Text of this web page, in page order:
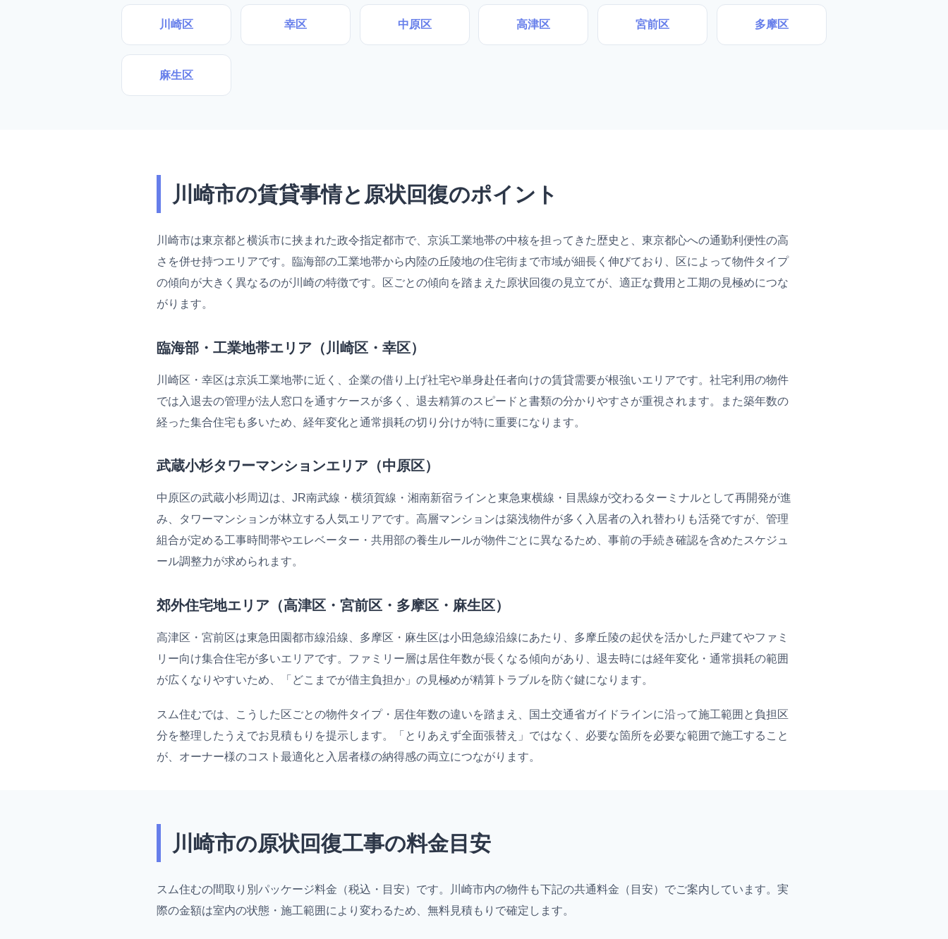
川崎区 幸区 中原区 高津区 宮前区 多摩区
麻生区
川崎市の賃貸事情と原状回復のポイント
川崎市は東京都と横浜市に挟まれた政令指定都市で、京浜工業地帯の中核を担ってきた歴史と、東京都心への通勤利便性の高
さを併せ持つエリアです。臨海部の工業地帯から内陸の丘陵地の住宅街まで市域が細長く伸びており、区によって物件タイプ
の傾向が大きく異なるのが川崎の特徴です。区ごとの傾向を踏まえた原状回復の見立てが、適正な費用と工期の見極めにつな
がります。
臨海部・工業地帯エリア（川崎区・幸区）
川崎区・幸区は京浜工業地帯に近く、企業の借り上げ社宅や単身赴任者向けの賃貸需要が根強いエリアです。社宅利用の物件
では入退去の管理が法人窓口を通すケースが多く、退去精算のスピードと書類の分かりやすさが重視されます。また築年数の
経った集合住宅も多いため、経年変化と通常損耗の切り分けが特に重要になります。
武蔵小杉タワーマンションエリア（中原区）
中原区の武蔵小杉周辺は、JR南武線・横須賀線・湘南新宿ラインと東急東横線・目黒線が交わるターミナルとして再開発が進
み、タワーマンションが林立する人気エリアです。高層マンションは築浅物件が多く入居者の入れ替わりも活発ですが、管理
組合が定める工事時間帯やエレベーター・共用部の養生ルールが物件ごとに異なるため、事前の手続き確認を含めたスケジュ
ール調整力が求められます。
郊外住宅地エリア（高津区・宮前区・多摩区・麻生区）
高津区・宮前区は東急田園都市線沿線、多摩区・麻生区は小田急線沿線にあたり、多摩丘陵の起伏を活かした戸建てやファミ
リー向け集合住宅が多いエリアです。ファミリー層は居住年数が長くなる傾向があり、退去時には経年変化・通常損耗の範囲
が広くなりやすいため、「どこまでが借主負担か」の見極めが精算トラブルを防ぐ鍵になります。
スム住むでは、こうした区ごとの物件タイプ・居住年数の違いを踏まえ、国土交通省ガイドラインに沿って施工範囲と負担区
分を整理したうえでお見積もりを提示します。「とりあえず全面張替え」ではなく、必要な箇所を必要な範囲で施工すること
が、オーナー様のコスト最適化と入居者様の納得感の両立につながります。
川崎市の原状回復工事の料金目安
スム住むの間取り別パッケージ料金（税込・目安）です。川崎市内の物件も下記の共通料金（目安）でご案内しています。実
際の金額は室内の状態・施工範囲により変わるため、無料見積もりで確定します。